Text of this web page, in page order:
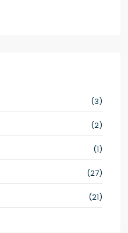
(3)
(2)
(1)
(27)
(21)